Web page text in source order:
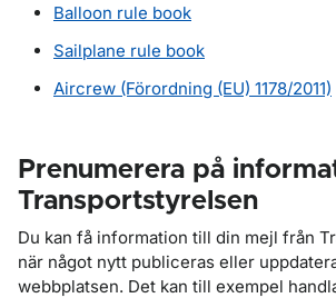
Balloon rule book
Sailplane rule book
Aircrew (Förordning (EU) 1178/2011)
Prenumerera på
Transportstyrelsen
Du kan få information till din mejl från
när något nytt publiceras eller
webbplatsen. Det kan till exempel